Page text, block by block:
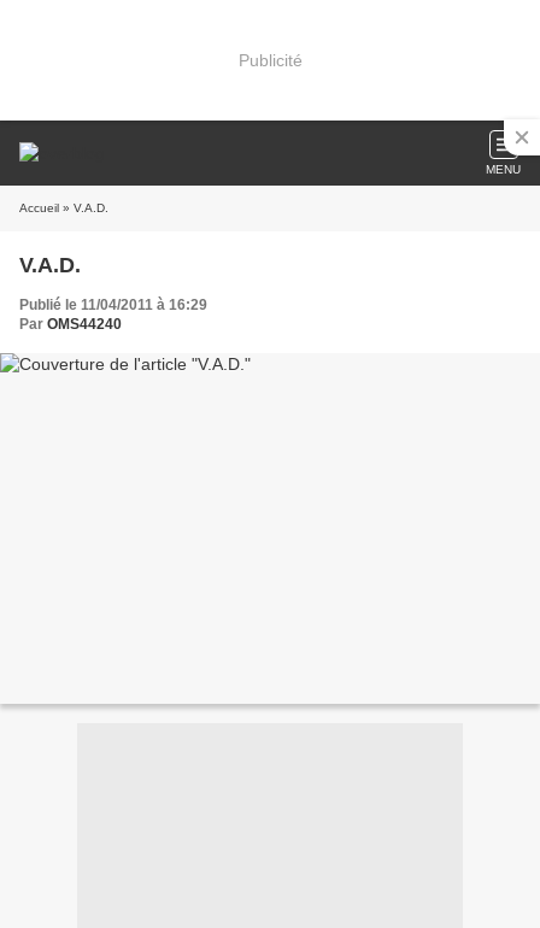
Publicité
MENU
Accueil » V.A.D.
V.A.D.
Publié le 11/04/2011 à 16:29
Par OMS44240